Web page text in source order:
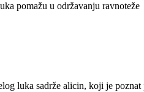
pomažu u održavanju ravnoteže
luka sadrže alicin, koji je poznat